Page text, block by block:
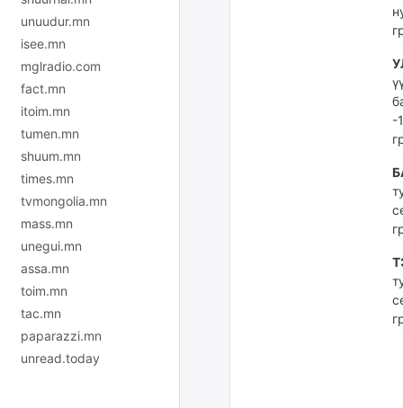
unuudur.mn
isee.mn
mglradio.com
fact.mn
itoim.mn
tumen.mn
shuum.mn
times.mn
tvmongolia.mn
mass.mn
unegui.mn
assa.mn
toim.mn
tac.mn
paparazzi.mn
unread.today
-